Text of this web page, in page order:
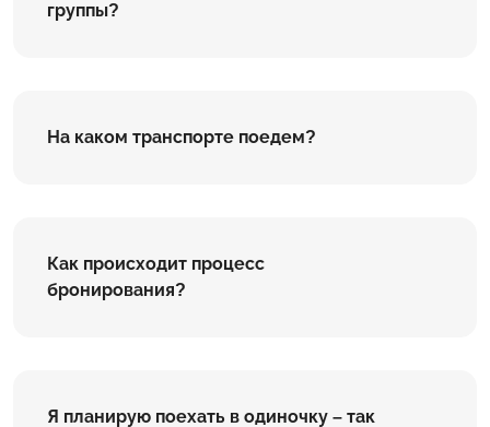
группы?
На каком транспорте поедем?
Как происходит процесс
бронирования?
Я планирую поехать в одиночку – так